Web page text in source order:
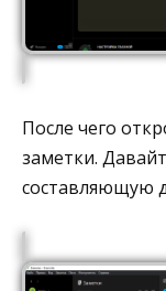
После чего
заметки.
составляющую